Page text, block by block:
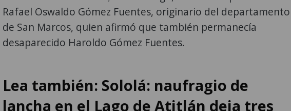
Rafael Oswaldo Gómez Fuentes, originario del departamento
de San Marcos, quien afirmó que también permanecía
desaparecido Haroldo Gómez Fuentes.
Lea también: Sololá: naufragio de
lancha en el Lago de Atitlán deja tres